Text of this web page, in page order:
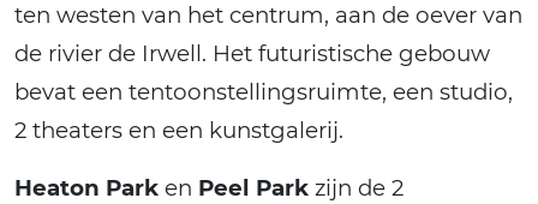
ten westen van het centrum, aan de oever van
de rivier de Irwell. Het futuristische gebouw
bevat een tentoonstellingsruimte, een studio,
2 theaters en een kunstgalerij.
Heaton Park en Peel Park zijn de 2